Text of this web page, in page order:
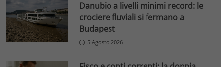
Danubio a livelli minimi record: le
crociere fluviali si fermano a
Budapest
5 Agosto 2026